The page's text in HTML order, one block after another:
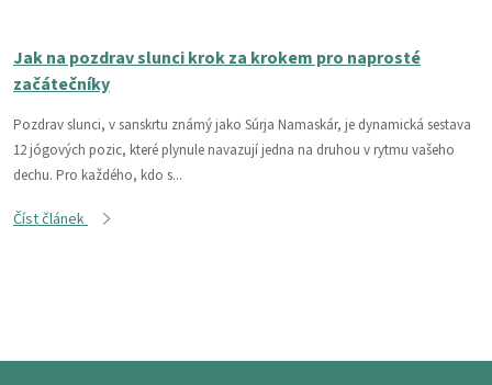
Jak na pozdrav slunci krok za krokem pro naprosté
začátečníky
Pozdrav slunci, v sanskrtu známý jako Súrja Namaskár, je dynamická sestava
12 jógových pozic, které plynule navazují jedna na druhou v rytmu vašeho
dechu. Pro každého, kdo s...
Číst článek